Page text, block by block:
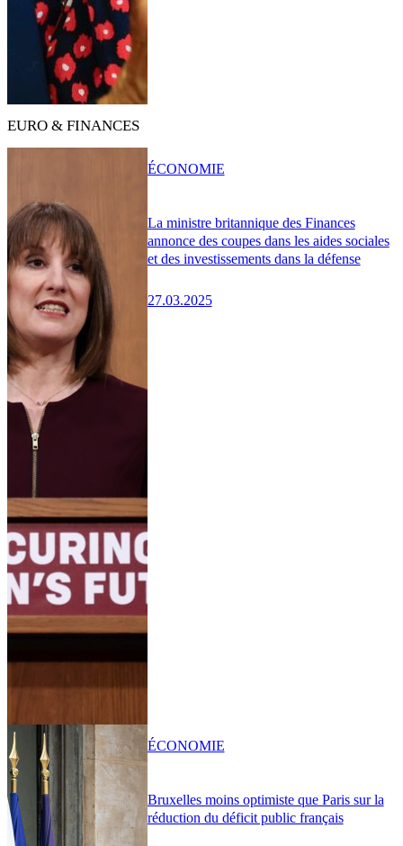
EURO & FINANCES
La ministre britannique des Finances
annonce des coupes dans les aides sociales
et des investissements dans la défense
27.03.2025
ÉCONOMIE
Bruxelles moins optimiste que Paris sur la
réduction du déficit public français
ÉCONOMIE